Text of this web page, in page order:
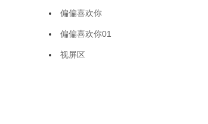
偏偏喜欢你
偏偏喜欢你01
视屏区